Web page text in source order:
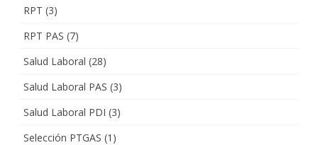
RPT (3)
RPT PAS (7)
Salud Laboral (28)
Salud Laboral PAS (3)
Salud Laboral PDI (3)
Selección PTGAS (1)